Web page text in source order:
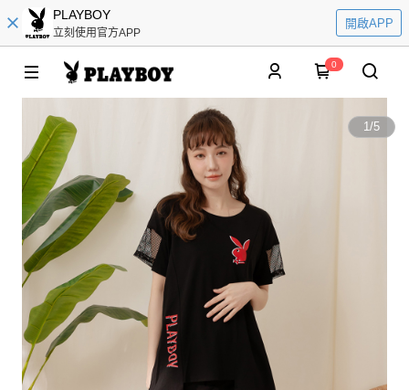
PLAYBOY
立刻使用官方APP
開啟APP
0
1/5